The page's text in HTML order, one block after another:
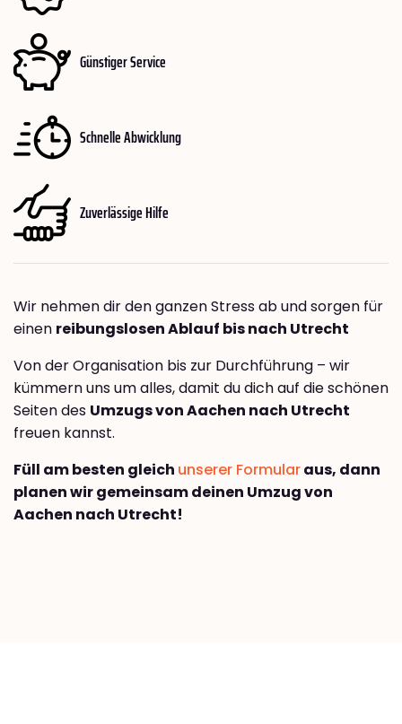
Günstiger Service
Schnelle Abwicklung
Zuverlässige Hilfe
Wir nehmen dir den ganzen Stress ab und sorgen für
einen reibungslosen Ablauf bis nach Utrecht
Von der Organisation bis zur Durchführung – wir
kümmern uns um alles, damit du dich auf die schönen
Seiten des Umzugs von Aachen nach Utrecht
freuen kannst.
Füll am besten gleich unserer Formularaus, dann
planen wir gemeinsam deinen Umzug von
Aachen nach Utrecht!